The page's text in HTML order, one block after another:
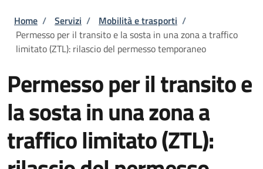
Briciole di pane
Home / Servizi / Mobilità e trasporti /
Permesso per il transito e la sosta in una zona a traffico
limitato (ZTL): rilascio del permesso temporaneo
Permesso per il transito e
la sosta in una zona a
traffico limitato (ZTL):